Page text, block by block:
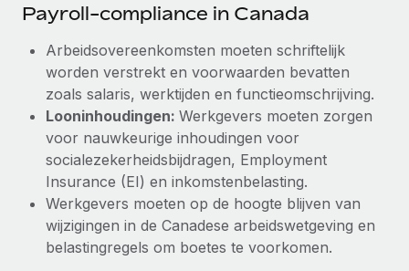
Payroll-compliance in Canada
Arbeidsovereenkomsten moeten schriftelijk
worden verstrekt en voorwaarden bevatten
zoals salaris, werktijden en functieomschrijving.
Looninhoudingen: Werkgevers moeten zorgen
voor nauwkeurige inhoudingen voor
socialezekerheidsbijdragen, Employment
Insurance (EI) en inkomstenbelasting.
Werkgevers moeten op de hoogte blijven van
wijzigingen in de Canadese arbeidswetgeving en
belastingregels om boetes te voorkomen.